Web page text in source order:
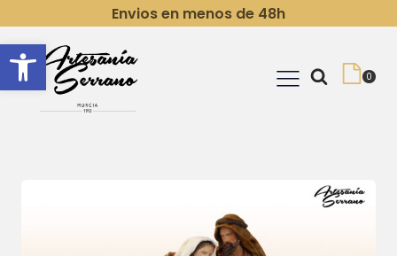
Envios en menos de 48h
Abrir barra de herramientas